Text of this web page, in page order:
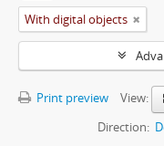
With digital objects
Print preview
View:
Direction: